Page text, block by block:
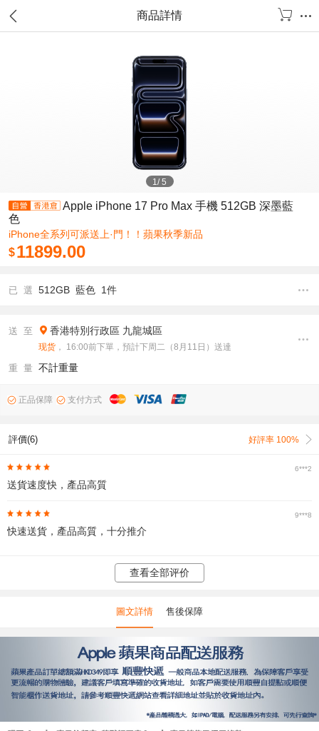
商品詳情
1/5
Apple iPhone 17 Pro Max 手機 512GB 深墨藍
色
iPhone全系列可派送上·門！！蘋果秋季新品
$11899.00
已 選 512GB 藍色 1件
送 至 香港特別行政區 九龍城區
现货 ， 16:00前下單，預計下周二（8月11日）送達
重 量 不計重量
正品保障 支付方式
評價(6) 好評率 100%
6***2
送貨速度快，產品高質
9***8
快速送貨，產品高質，十分推介
查看全部评价
圖文詳情 售後保障